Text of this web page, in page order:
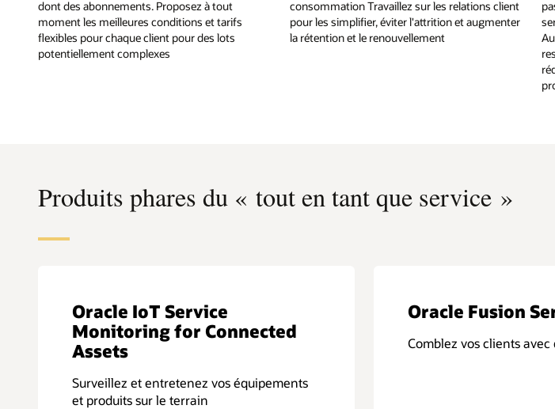
dont des abonnements. Proposez à tout
moment les meilleures conditions et tarifs
flexibles pour chaque client pour des lots
potentiellement complexes
consommation Travaillez sur les relations client
pour les simplifier, éviter l'attrition et augmenter
la rétention et le renouvellement
Produits phares du « tout en tant que service »
Oracle IoT Service
Monitoring for Connected
Assets
Surveillez et entretenez vos équipements
et produits sur le terrain
Oracle Fusion
Comblez vos clients avec